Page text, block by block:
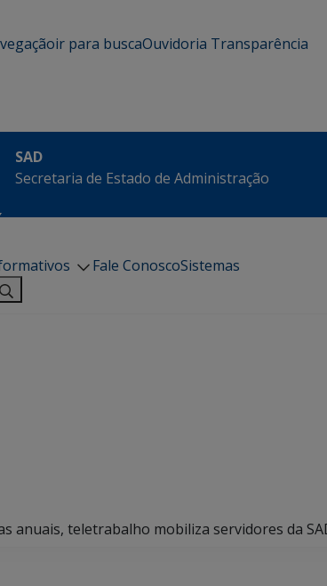
ir para buscaOuvidoria Transparência
SAD
Secretaria de Estado de Administração
Fale ConoscoSistemas
anuais, teletrabalho mobiliza servidores da